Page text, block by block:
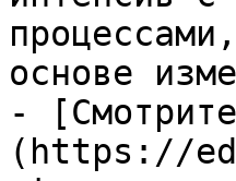
основе
-
(https://